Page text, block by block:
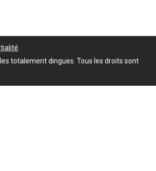
totalement dingues. Tous les droits sont